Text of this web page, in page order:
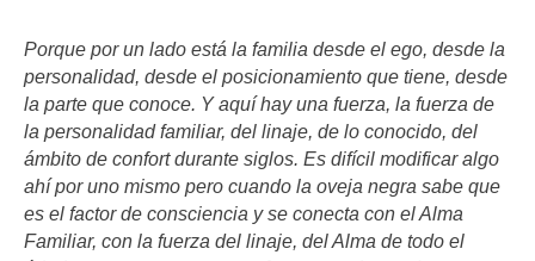
Porque por un lado está la familia desde el ego, desde la
personalidad, desde el posicionamiento que tiene, desde
la parte que conoce. Y aquí hay una fuerza, la fuerza de
la personalidad familiar, del linaje, de lo conocido, del
ámbito de confort durante siglos. Es difícil modificar algo
ahí por uno mismo pero cuando la oveja negra sabe que
es el factor de consciencia y se conecta con el Alma
Familiar, con la fuerza del linaje, del Alma de todo el